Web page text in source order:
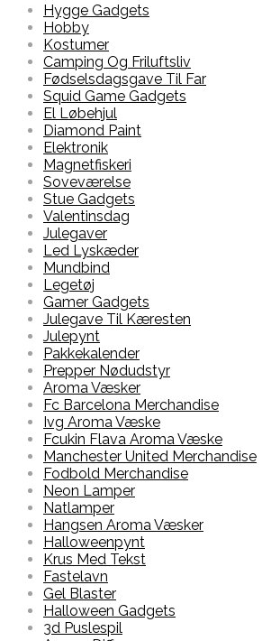
Hygge Gadgets
Hobby
Kostumer
Camping Og Friluftsliv
Fødselsdagsgave Til Far
Squid Game Gadgets
El Løbehjul
Diamond Paint
Elektronik
Magnetfiskeri
Soveværelse
Stue Gadgets
Valentinsdag
Julegaver
Led Lyskæder
Mundbind
Legetøj
Gamer Gadgets
Julegave Til Kæresten
Julepynt
Pakkekalender
Prepper Nødudstyr
Aroma Væsker
Fc Barcelona Merchandise
Ivg Aroma Væske
Fcukin Flava Aroma Væske
Manchester United Merchandise
Fodbold Merchandise
Neon Lamper
Natlamper
Hangsen Aroma Væsker
Halloweenpynt
Krus Med Tekst
Fastelavn
Gel Blaster
Halloween Gadgets
3d Puslespil